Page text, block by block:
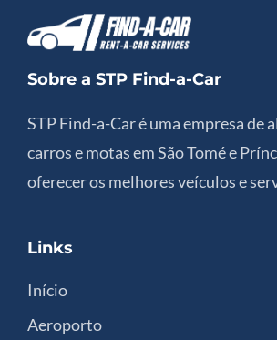
Sobre a STP Find-a-Car
STP Find-a-Car é uma empresa de
carros e motas em São Tomé e
oferecer os melhores veículos e
Links
Início
Aeroporto